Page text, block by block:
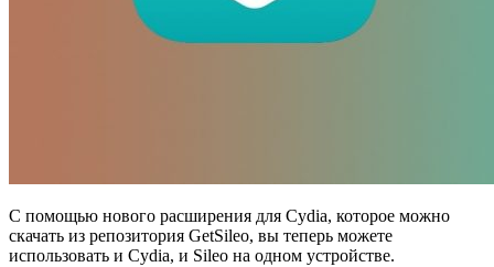
С помощью нового расширения для Cydia, которое можно
скачать из репозитория GetSileo, вы теперь можете
использовать и Cydia, и Sileo на одном устройстве.